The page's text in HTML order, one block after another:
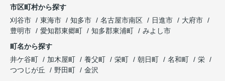
市区町村から探す
刈谷市
東海市 知多市 名古屋市南区 日進市
大府市
豊明市
愛知郡東郷町 知多郡東浦町
みよし市
町名から探す
井ケ谷町
加木屋町 養父町 栄町 朝日町 名和町
栄
つつじが丘
野田町
金沢